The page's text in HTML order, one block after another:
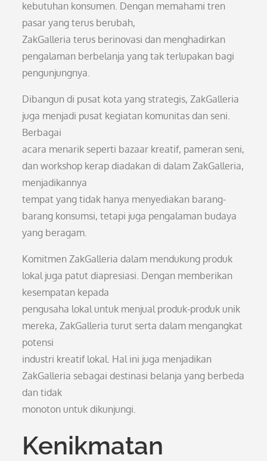
kebutuhan konsumen. Dengan memahami tren
pasar yang terus berubah,
ZakGalleria terus berinovasi dan menghadirkan
pengalaman berbelanja yang tak terlupakan bagi
pengunjungnya.
Dibangun di pusat kota yang strategis, ZakGalleria
juga menjadi pusat kegiatan komunitas dan seni.
Berbagai
acara menarik seperti bazaar kreatif, pameran seni,
dan workshop kerap diadakan di dalam ZakGalleria,
menjadikannya
tempat yang tidak hanya menyediakan barang-
barang konsumsi, tetapi juga pengalaman budaya
yang beragam.
Komitmen ZakGalleria dalam mendukung produk
lokal juga patut diapresiasi. Dengan memberikan
kesempatan kepada
pengusaha lokal untuk menjual produk-produk unik
mereka, ZakGalleria turut serta dalam mengangkat
potensi
industri kreatif lokal. Hal ini juga menjadikan
ZakGalleria sebagai destinasi belanja yang berbeda
dan tidak
monoton untuk dikunjungi.
Kenikmatan